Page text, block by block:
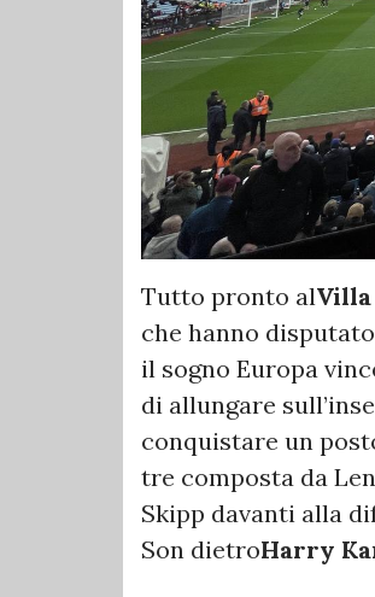
Tutto pronto al
che hanno
il sogno Europa
di allungare
conquistare un
tre composta da
Skipp davanti alla
Son dietroHarry